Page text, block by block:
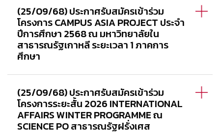
(25/09/68) ประกาศรับสมัครเข้าร่วม
โครงการ CAMPUS ASIA PROJECT ประจำ
ปีการศึกษา 2568 ณ มหาวิทยาลัยใน
สาธารณรัฐเกาหลี ระยะเวลา 1 ภาคการ
ศึกษา
(25/09/68) ประกาศรับสมัครเข้าร่วม
โครงการระยะสั้น 2026 INTERNATIONAL
AFFAIRS WINTER PROGRAMME ณ
SCIENCE PO สาธารณรัฐฝรั่งเศส